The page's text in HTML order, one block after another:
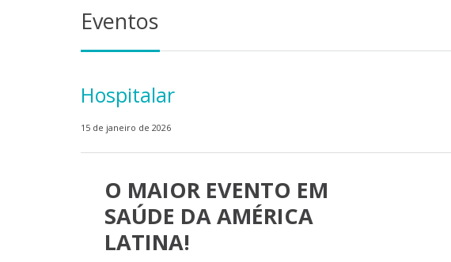
Eventos
Hospitalar
15 de janeiro de 2026
O MAIOR EVENTO EM
SAÚDE DA AMÉRICA
LATINA!